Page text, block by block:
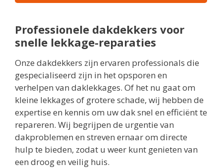
Professionele dakdekkers voor
snelle lekkage-reparaties
Onze dakdekkers zijn ervaren professionals die
gespecialiseerd zijn in het opsporen en
verhelpen van daklekkages. Of het nu gaat om
kleine lekkages of grotere schade, wij hebben de
expertise en kennis om uw dak snel en efficiënt te
repareren. Wij begrijpen de urgentie van
dakproblemen en streven ernaar om directe
hulp te bieden, zodat u weer kunt genieten van
een droog en veilig huis.